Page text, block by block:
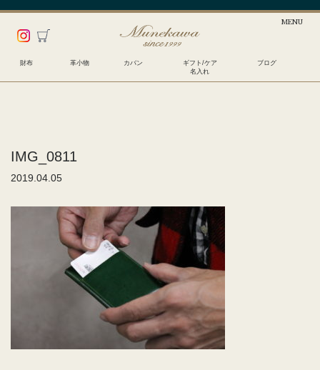
財布 革小物 カバン
ギフト/ケア
名入れ
ブログ
IMG_0811
2019.04.05